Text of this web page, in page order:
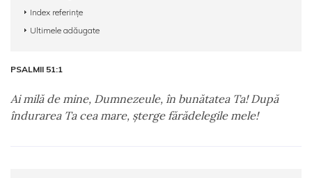
Index referințe
Ultimele adăugate
PSALMII 51:1
Ai milă de mine, Dumnezeule, în bunătatea Ta! După
îndurarea Ta cea mare, şterge fărădelegile mele!